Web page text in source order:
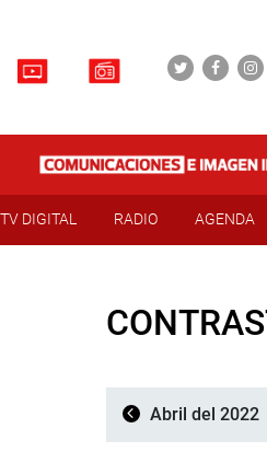
TV DIGITAL RADIO AGENDA
Abril del 2022